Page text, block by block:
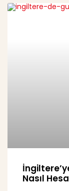
Nasıl